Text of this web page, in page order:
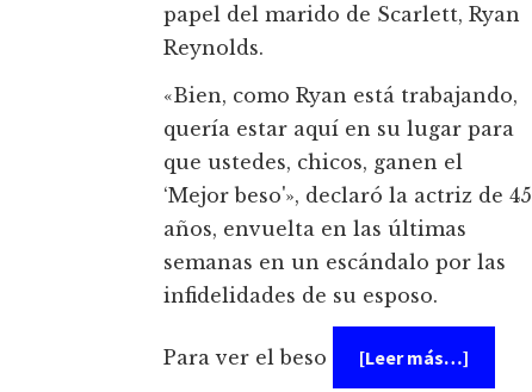
papel del marido de Scarlett, Ryan
Reynolds.
«Bien, como Ryan está trabajando,
quería estar aquí en su lugar para
que ustedes, chicos, ganen el
‘Mejor beso'», declaró la actriz de 45
años, envuelta en las últimas
semanas en un escándalo por las
infidelidades de su esposo.
Para ver el beso [Leer más…]